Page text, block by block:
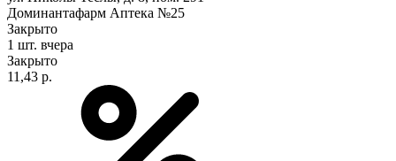
Доминантафарм Аптека №25
Закрыто
1 шт. вчера
Закрыто
11,43 р.